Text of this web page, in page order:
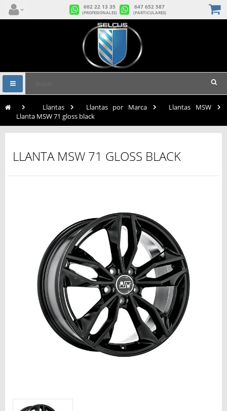
602 22 13 35
(PROFESIONALES)
647 652 587
(PARTICULARES)
Navegación
Toggle
Llantas Llantas por Marca
Llantas MSW
Llanta MSW 71 gloss black
LLANTA MSW 71 GLOSS BLACK